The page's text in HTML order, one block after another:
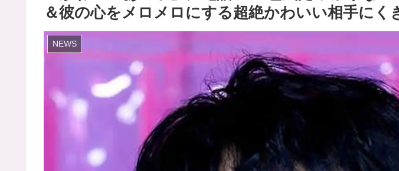
＆彼の心をメロメロにする超絶かわいい相手にく
NEWS